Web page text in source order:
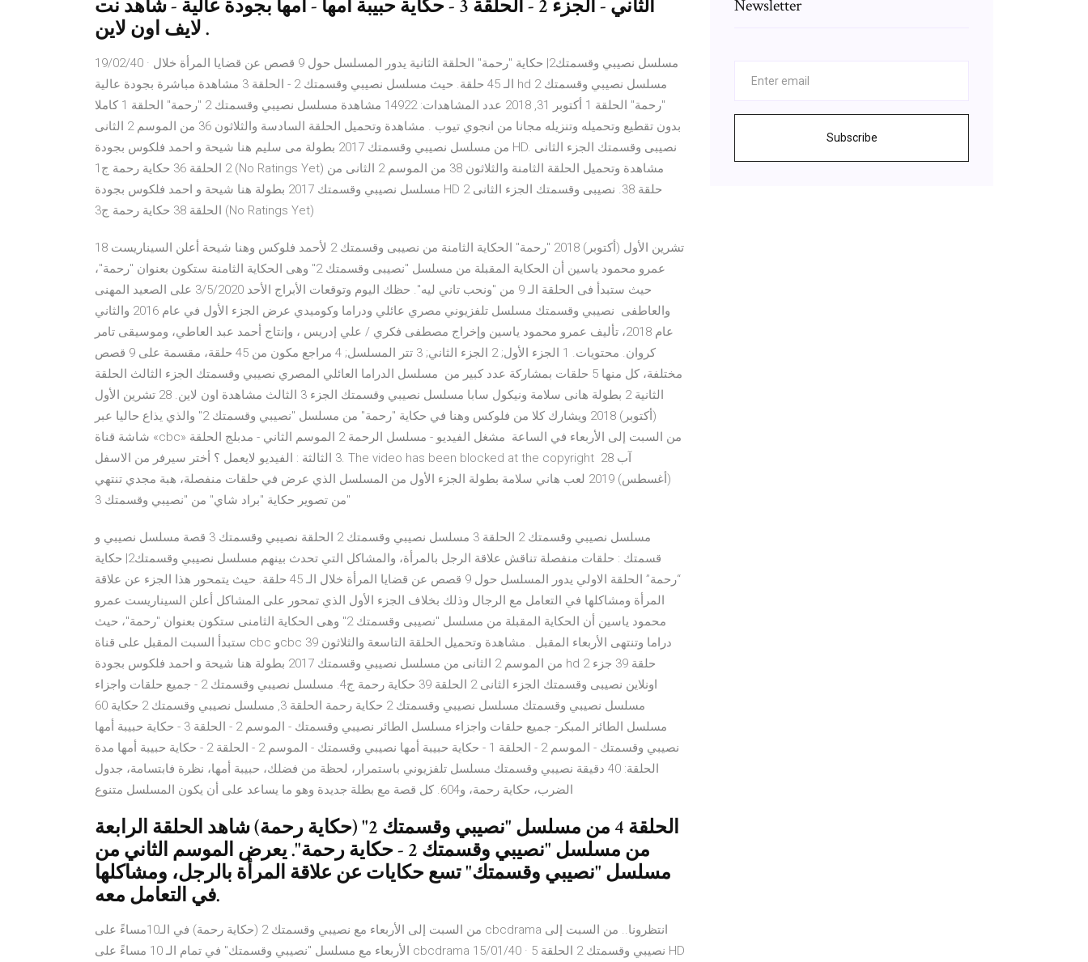
الثاني - الجزء 2 - الحلقة 3 - حكاية حبيبة امها - أمها بجودة عالية - شاهد نت
لايف اون لاين .
19/02/40 · مسلسل نصيبي وقسمتك2| حكاية "رحمة" الحلقة الثانية يدور المسلسل حول 9 قصص عن قضايا المرأة خلال
الـ 45 حلقة. حيث مسلسل نصيبي وقسمتك 2 - الحلقة 3 مشاهدة مباشرة بجودة عالية hd مسلسل نصيبي وقسمتك 2
"رحمة" الحلقة 1 أكتوبر 31, 2018 عدد المشاهدات: 14922 مشاهدة مسلسل نصيبي وقسمتك 2 "رحمة" الحلقة 1 كاملا
بدون تقطيع وتحميله وتنزيله مجانا من انجوي تيوب . مشاهدة وتحميل الحلقة السادسة والثلاثون 36 من الموسم 2 الثانى
من مسلسل نصيبي وقسمتك 2017 بطولة مى سليم هنا شيحة و احمد فلكوس بجودة HD. نصيبى وقسمتك الجزء الثانى
2 الحلقة 36 حكاية رحمة ج1 (No Ratings Yet) مشاهدة وتحميل الحلقة الثامنة والثلاثون 38 من الموسم 2 الثانى من
مسلسل نصيبي وقسمتك 2017 بطولة هنا شيحة و احمد فلكوس بجودة HD حلقة 38. نصيبى وقسمتك الجزء الثانى 2
الحلقة 38 حكاية رحمة ج3 (No Ratings Yet)
18 تشرين الأول (أكتوبر) 2018 "رحمة" الحكاية الثامنة من نصيبى وقسمتك 2 لأحمد فلوكس وهنا شيحة أعلن السيناريست
عمرو محمود ياسين أن الحكاية المقبلة من مسلسل "نصيبى وقسمتك 2" وهى الحكاية الثامنة ستكون بعنوان "رحمة"،
حيث ستبدأ فى الحلقة الـ 9 من "ونحب تاني ليه". حظك اليوم وتوقعات الأبراج الأحد 3/5/2020 على الصعيد المهنى
والعاطفى نصيبي وقسمتك مسلسل تلفزيوني مصري عائلي ودراما وكوميدي عرض الجزء الأول في عام 2016 والثاني
عام 2018، تأليف عمرو محمود ياسين وإخراج مصطفى فكري / علي إدريس ، وإنتاج أحمد عبد العاطي، وموسيقى تامر
كروان. محتويات. 1 الجزء الأول; 2 الجزء الثاني; 3 تتر المسلسل; 4 مراجع مكون من 45 حلقة، مقسمة على 9 قصص
مختلفة، كل منها 5 حلقات بمشاركة عدد كبير من مسلسل الدراما العائلي المصري نصيبي وقسمتك الجزء الثالث الحلقة
الثانية 2 بطولة هانى سلامة ونيكول سابا مسلسل نصيبي وقسمتك الجزء 3 الثالث مشاهدة اون لاين. 28 تشرين الأول
(أكتوبر) 2018 ويشارك كلا من فلوكس وهنا في حكاية "رحمة" من مسلسل "نصيبي وقسمتك 2" والذي يذاع حاليا عبر
شاشة قناة «cbc» من السبت إلى الأربعاء في الساعة مشغل الفيديو - مسلسل الرحمة 2 الموسم الثاني - مدبلج الحلقة
3 الثالثة : الفيديو لايعمل ؟ أختر سيرفر من الاسفل. The video has been blocked at the copyright 28 آب
(أغسطس) 2019 لعب هاني سلامة بطولة الجزء الأول من المسلسل الذي عرض في حلقات منفصلة، هبة مجدي تنتهي
من تصوير حكاية "براد شاي" من "نصيبي وقسمتك 3"
مسلسل نصيبي وقسمتك 2 الحلقة 3 مسلسل نصيبي وقسمتك 2 الحلقة نصيبي وقسمتك 3 قصة مسلسل نصيبي و
قسمتك : حلقات منفصلة تناقش علاقة الرجل بالمرأة، والمشاكل التي تحدث بينهم مسلسل نصيبي وقسمتك2| حكاية
“رحمة” الحلقة الاولي يدور المسلسل حول 9 قصص عن قضايا المرأة خلال الـ 45 حلقة. حيث يتمحور هذا الجزء عن علاقة
المرأة ومشاكلها في التعامل مع الرجال وذلك بخلاف الجزء الأول الذي تمحور على المشاكل أعلن السيناريست عمرو
محمود ياسين أن الحكاية المقبلة من مسلسل "نصيبى وقسمتك 2" وهى الحكاية الثامنى ستكون بعنوان "رحمة"، حيث
ستبدأ السبت المقبل على قناة cbc وcbc دراما وتنتهى الأربعاء المقبل . مشاهدة وتحميل الحلقة التاسعة والثلاثون 39
من الموسم 2 الثانى من مسلسل نصيبي وقسمتك 2017 بطولة هنا شيحة و احمد فلكوس بجودة hd حلقة 39 جزء 2
اونلاين نصيبى وقسمتك الجزء الثانى 2 الحلقة 39 حكاية رحمة ج4. مسلسل نصيبي وقسمتك 2 - جميع حلقات واجزاء
مسلسل نصيبي وقسمتك مسلسل نصيبي وقسمتك 2 حكاية رحمة الحلقة 3, مسلسل نصيبي وقسمتك 2 حكاية 60
مسلسل الطائر المبكر- جميع حلقات واجزاء مسلسل الطائر نصيبي وقسمتك - الموسم 2 - الحلقة 3 - حكاية حبيبة أمها
نصيبي وقسمتك - الموسم 2 - الحلقة 1 - حكاية حبيبة أمها نصيبي وقسمتك - الموسم 2 - الحلقة 2 - حكاية حبيبة أمها مدة
الحلقة: 40 دقيقة نصيبي وقسمتك مسلسل تلفزيوني باستمرار، لحظة من فضلك، حبيبة أمها، نظرة فابتسامة، جدول
الضرب، حكاية رحمة، و604. كل قصة مع بطلة جديدة وهو ما يساعد على أن يكون المسلسل متنوع
الحلقة 4 من مسلسل "نصيبي وقسمتك 2" (حكاية رحمة) شاهد الحلقة الرابعة
من مسلسل "نصيبي وقسمتك 2 - حكاية رحمة". يعرض الموسم الثاني من
مسلسل "نصيبي وقسمتك" تسع حكايات عن علاقة المرأة بالرجل، ومشاكلها
في التعامل معه.
من السبت إلى الأربعاء مع نصيبي وقسمتك 2 (حكاية رحمة) في الـ10مساءً على cbcdrama انتظرونا.. من السبت إلى
الأربعاء مع مسلسل "نصيبي وقسمتك" في تمام الـ 10 مساءً على cbcdrama 15/01/40 · نصيبي وقسمتك 2 الحلقة 5 HD
Newsletter
Subscribe